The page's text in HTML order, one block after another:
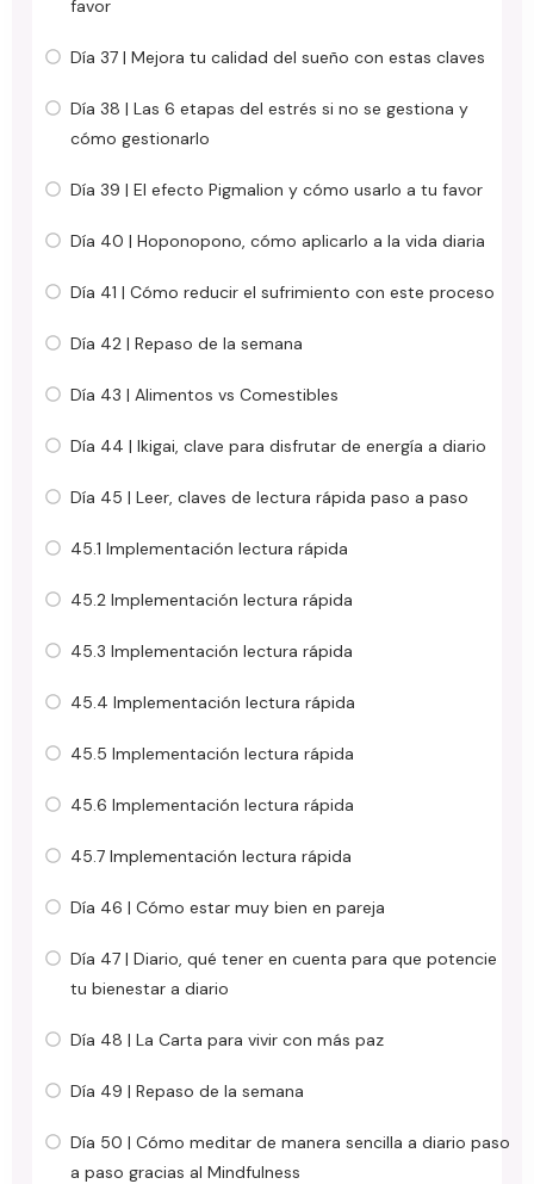
favor
Día 37 | Mejora tu calidad del sueño con estas claves
Día 38 | Las 6 etapas del estrés si no se gestiona y
cómo gestionarlo
Día 39 | El efecto Pigmalion y cómo usarlo a tu favor
Día 40 | Hoponopono, cómo aplicarlo a la vida diaria
Día 41 | Cómo reducir el sufrimiento con este proceso
Día 42 | Repaso de la semana
Día 43 | Alimentos vs Comestibles
Día 44 | Ikigai, clave para disfrutar de energía a diario
Día 45 | Leer, claves de lectura rápida paso a paso
45.1 Implementación lectura rápida
45.2 Implementación lectura rápida
45.3 Implementación lectura rápida
45.4 Implementación lectura rápida
45.5 Implementación lectura rápida
45.6 Implementación lectura rápida
45.7 Implementación lectura rápida
Día 46 | Cómo estar muy bien en pareja
Día 47 | Diario, qué tener en cuenta para que potencie
tu bienestar a diario
Día 48 | La Carta para vivir con más paz
Día 49 | Repaso de la semana
Día 50 | Cómo meditar de manera sencilla a diario paso
a paso gracias al Mindfulness